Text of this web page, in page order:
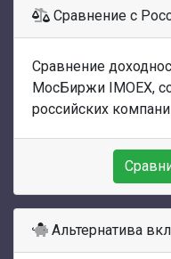
Сравнение с
Сравнение
МосБиржи IMOEX,
российских
Альтернатива